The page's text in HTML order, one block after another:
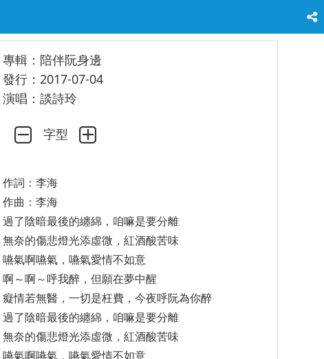
專輯：陪伴阮身邊
發行：2017-07-04
演唱：談詩玲
字型
作詞：李海
作曲：李海
過了陰暗最後的纏綿，咱嘛是要分離
無奈的傷悲燈光添虛微，紅酒酸苦味
嚥氣啊嚥氣，嚥氣愛情不如意
啊～啊～呼我醉，但願在夢中醒
癡情若無醫，一切是枉費，今夜呼阮為你醉
過了陰暗最後的纏綿，咱嘛是要分離
無奈的傷悲燈光添虛微，紅酒酸苦味
嚥氣啊嚥氣，嚥氣愛情不如意